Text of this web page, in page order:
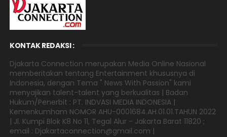
KONTAK REDAKSI :
Djakarta Connection merupakan Media Online Nasional
memberitakan tentang Entertainment khususnya di
Indonesia, dengan Tema " News With Passion" kami
menyajikan talent-talent yang berkualitas | Badan
Hukum/Penerbit : PT. INDVASI MEDIA INDONESIA |
Kemenkumham NOMOR AHU-0001684.AH.01.01.TAHUN 2022
| Jl. Kumpi Blok K8 No 11, Tegal Alur - Jakarta Barat 11820 ;
email : Djakartaconnection@gmail.com |